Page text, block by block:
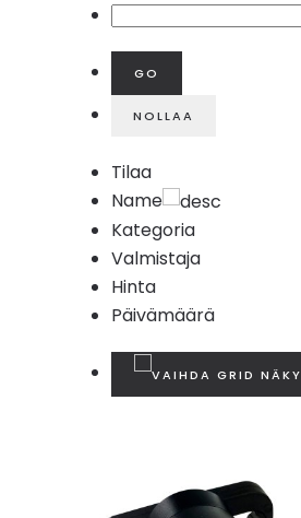
Tilaa
Name
Kategoria
Valmistaja
Hinta
Päivämäärä